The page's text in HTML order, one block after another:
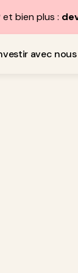
et bien plus :
avec nous